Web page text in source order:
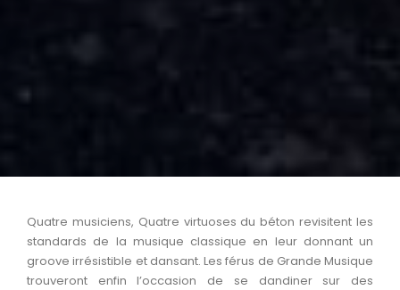
Quatre musiciens, Quatre virtuoses du béton revisitent les
standards de la musique classique en leur donnant un
groove irrésistible et dansant. Les férus de Grande Musique
trouveront enfin l’occasion de se dandiner sur des